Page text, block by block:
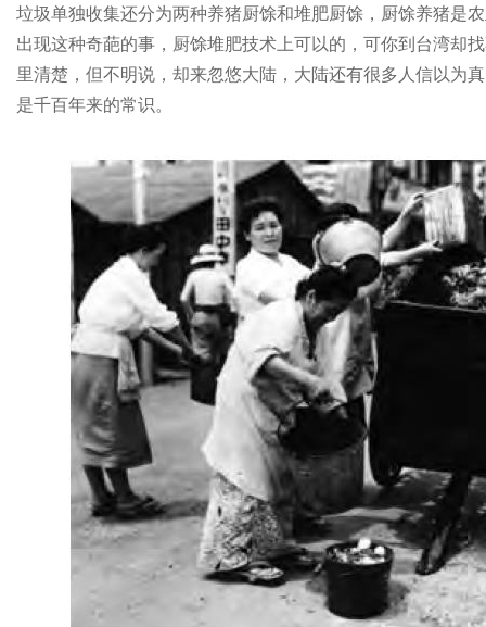
垃圾单独收集还分为两种养猪厨馀和堆肥厨馀，厨馀养猪是
出现这种奇葩的事，厨馀堆肥技术上可以的，可你到台湾却
里清楚，但不明说，却来忽悠大陆，大陆还有很多人信以为
是千百年来的常识。